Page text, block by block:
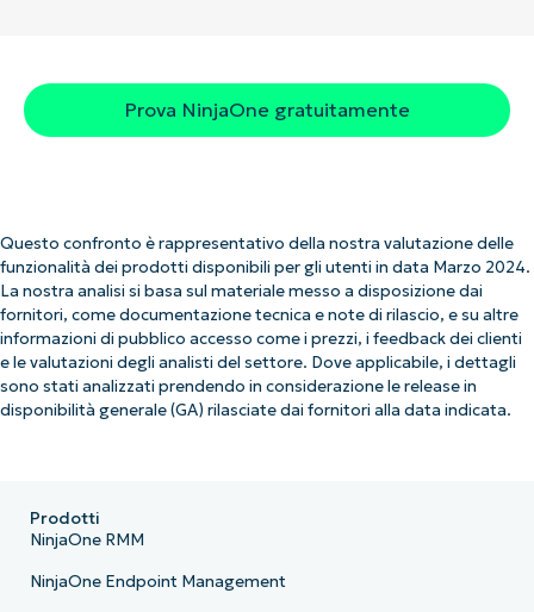
Prova NinjaOne gratuitamente
Questo confronto è rappresentativo della nostra valutazione delle
funzionalità dei prodotti disponibili per gli utenti in data Marzo 2024.
La nostra analisi si basa sul materiale messo a disposizione dai
fornitori, come documentazione tecnica e note di rilascio, e su altre
informazioni di pubblico accesso come i prezzi, i feedback dei clienti
e le valutazioni degli analisti del settore. Dove applicabile, i dettagli
sono stati analizzati prendendo in considerazione le release in
disponibilità generale (GA) rilasciate dai fornitori alla data indicata.
Prodotti
NinjaOne RMM
NinjaOne Endpoint Management